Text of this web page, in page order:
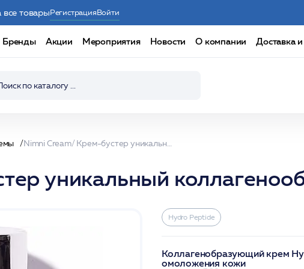
все товарыРегистрацияВойти
Бренды Акции Мероприятия Новости О компании Доставка
уникальный
Hydro Peptide
Коллагенобразующий крем
омоложения кожи